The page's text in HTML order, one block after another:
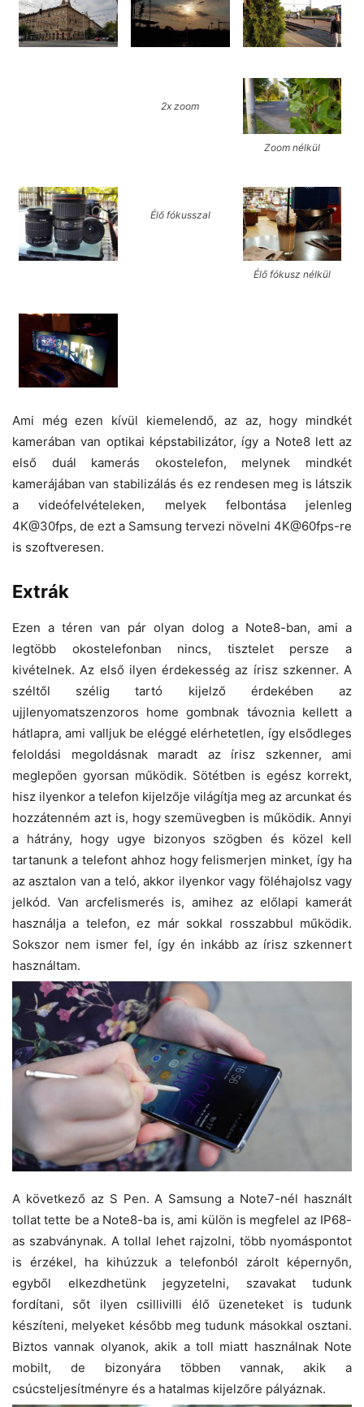
2x zoom
Zoom nélkül
Élő fókusszal
Élő fókusz nélkül
Ami még ezen kívül kiemelendő, az az, hogy mindkét
kamerában van optikai képstabilizátor, így a Note8 lett az
első duál kamerás okostelefon, melynek mindkét
kamerájában van stabilizálás és ez rendesen meg is látszik
a videófelvételeken, melyek felbontása jelenleg
4K@30fps, de ezt a Samsung tervezi növelni 4K@60fps-re
is szoftveresen.
Extrák
Ezen a téren van pár olyan dolog a Note8-ban, ami a
legtöbb okostelefonban nincs, tisztelet persze a
kivételnek. Az első ilyen érdekesség az írisz szkenner. A
széltől szélig tartó kijelző érdekében az
ujjlenyomatszenzoros home gombnak távoznia kellett a
hátlapra, ami valljuk be eléggé elérhetetlen, így elsődleges
feloldási megoldásnak maradt az írisz szkenner, ami
meglepően gyorsan működik. Sötétben is egész korrekt,
hisz ilyenkor a telefon kijelzője világítja meg az arcunkat és
hozzátenném azt is, hogy szemüvegben is működik. Annyi
a hátrány, hogy ugye bizonyos szögben és közel kell
tartanunk a telefont ahhoz hogy felismerjen minket, így ha
az asztalon van a teló, akkor ilyenkor vagy föléhajolsz vagy
jelkód. Van arcfelismerés is, amihez az előlapi kamerát
használja a telefon, ez már sokkal rosszabbul működik.
Sokszor nem ismer fel, így én inkább az írisz szkennert
használtam.
A következő az S Pen. A Samsung a Note7-nél használt
tollat tette be a Note8-ba is, ami külön is megfelel az IP68-
as szabványnak. A tollal lehet rajzolni, több nyomáspontot
is érzékel, ha kihúzzuk a telefonból zárolt képernyőn,
egyből elkezdhetünk jegyzetelni, szavakat tudunk
fordítani, sőt ilyen csillivilli élő üzeneteket is tudunk
készíteni, melyeket később meg tudunk másokkal osztani.
Biztos vannak olyanok, akik a toll miatt használnak Note
mobilt, de bizonyára többen vannak, akik a
csúcsteljesítményre és a hatalmas kijelzőre pályáznak.